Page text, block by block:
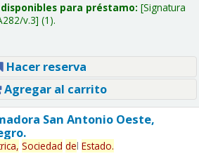
para préstamo: Signatura
v.3 (1).
Hacer reserva
Agregar al carrito
San Antonio Oeste,
Sociedad del Estado.